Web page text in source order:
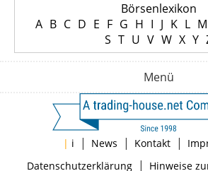
Börsenlexikon
A B C D E F G H I J K L M
S T U V W X Y
Menü
| i | News | Kontakt |
Datenschutzerklärung| Hinweise